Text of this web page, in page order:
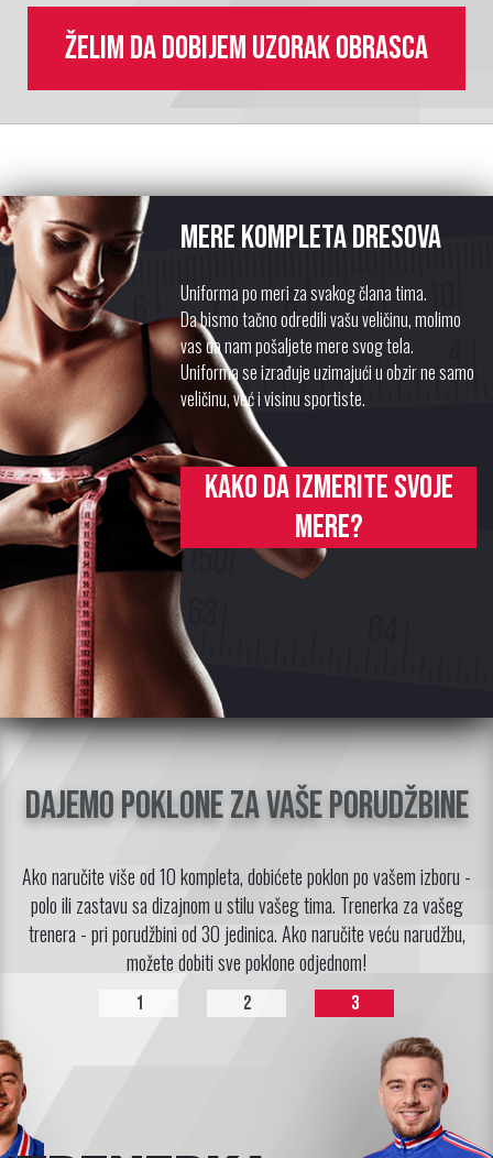
Želim da dobijem uzorak obrasca
Mere kompleta dresova
Uniforma po meri za svakog člana tima.
Da bismo tačno odredili vašu veličinu, molimo
vas da nam pošaljete mere svog tela.
Uniforma se izrađuje uzimajući u obzir ne samo
veličinu, već i visinu sportiste.
Kako da izmerite svoje
mere?
Dajemo poklone za vaše porudžbine
Ako naručite više od 10 kompleta, dobićete poklon po vašem izboru -
polo ili zastavu sa dizajnom u stilu vašeg tima. Trenerka za vašeg
trenera - pri porudžbini od 30 jedinica. Ako naručite veću narudžbu,
možete dobiti sve poklone odjednom!
1 2 3